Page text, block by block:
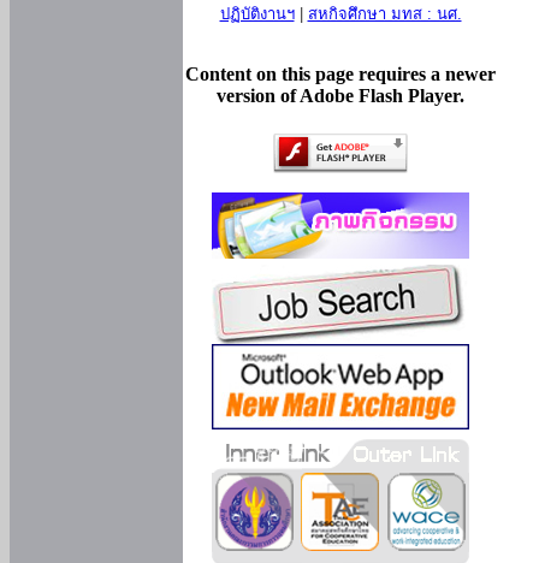
ปฏิบัติงานฯ| สหกิจศึกษา มทส : นศ.
Content on this page requires a newer
version of Adobe Flash Player.